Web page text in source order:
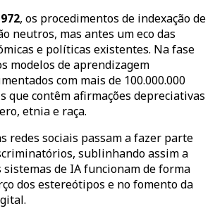
, os procedimentos de indexação de
neutros, mas antes um eco das
e políticas existentes. Na fase
modelos de aprendizagem
com mais de 100.000.000
que contêm afirmações depreciativas
etnia e raça.
redes sociais passam a fazer parte
sublinhando assim a
sistemas de IA funcionam de forma
dos estereótipos e no fomento da